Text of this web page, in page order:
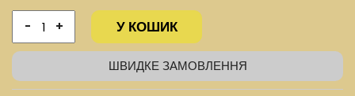
- + У КОШИК
ШВИДКЕ ЗАМОВЛЕННЯ